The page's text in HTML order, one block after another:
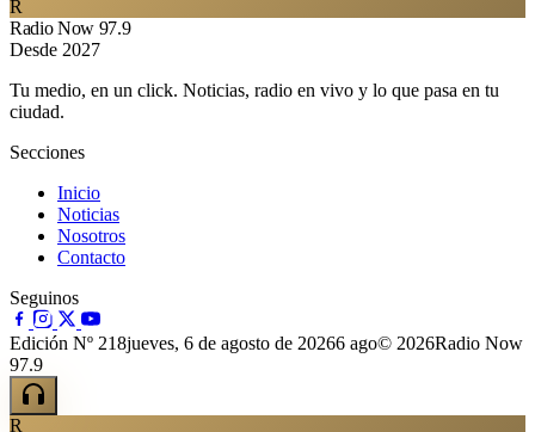
R
Radio Now 97.9
Desde 2027
Tu medio, en un click. Noticias, radio en vivo y lo que pasa en tu
ciudad.
Secciones
Inicio
Noticias
Nosotros
Contacto
Seguinos
Edición Nº 218jueves, 6 de agosto de 20266 ago© 2026Radio Now
97.9
R